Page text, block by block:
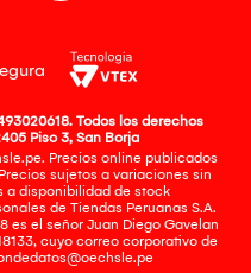
Todos los derechos
Piso 3, San Borja
Precios online publicados
sujetos a variaciones sin
a disponibilidad de stock
de Tiendas Peruanas S.A.
es el señor Juan Diego Gavelan
cuyo correo corporativo de